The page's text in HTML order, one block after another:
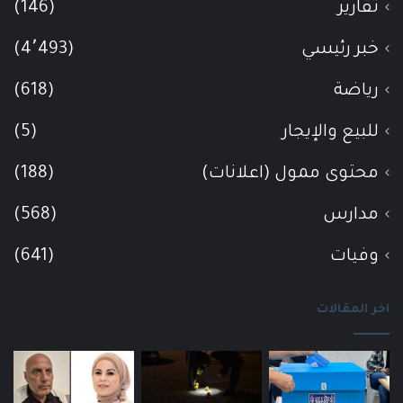
تقارير (146)
خبر رئيسي (4٬493)
رياضة (618)
للبيع والإيجار (5)
محتوى ممول (اعلانات) (188)
مدارس (568)
وفيات (641)
اخر المقالات